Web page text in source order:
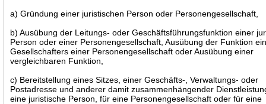
a) Gründung einer juristischen Person oder Personengesellschaft,
b) Ausübung der Leitungs- oder Geschäftsführungsfunktion einer
Person oder einer Personengesellschaft, Ausübung der Funktion
Gesellschafters einer Personengesellschaft oder Ausübung einer
vergleichbaren Funktion,
c) Bereitstellung eines Sitzes, einer Geschäfts-, Verwaltungs- oder
Postadresse und anderer damit zusammenhängender
eine juristische Person, für eine Personengesellschaft oder für eine